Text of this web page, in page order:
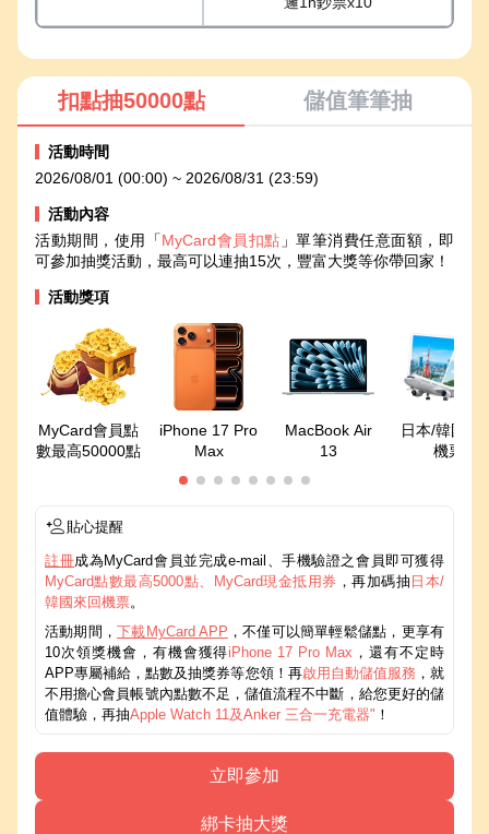
扣點抽50000點 儲值筆筆抽
活動時間
2026/08/01 (00:00) ~ 2026/08/31 (23:59)
活動內容
活動期間，使用「MyCard會員扣點 」單筆消費任意面額，即
可參加抽獎活動，最高可以連抽15次，豐富大獎等你帶回家！
活動獎項
MyCard會員點
數最高50000點
iPhone 17 Pro
Max
MacBook Air
13
日本/韓國來
機票
貼心提醒
註冊成為MyCard會員並完成e-mail、手機驗證之會員即可獲得
MyCard點數最高5000點、MyCard現金抵用券 ，再加碼抽 日本/
韓國來回機票。
活動期間，下載MyCard APP ，不僅可以簡單輕鬆儲點，更享有
10次領獎機會，有機會獲得iPhone 17 Pro Max ，還有不定時
APP專屬補給，點數及抽獎券等您領！再啟用自動儲值服務 ，就
不用擔心會員帳號內點數不足，儲值流程不中斷，給您更好的儲
值體驗，再抽Apple Watch 11及Anker 三合一充電器" ！
立即參加
綁卡抽大獎